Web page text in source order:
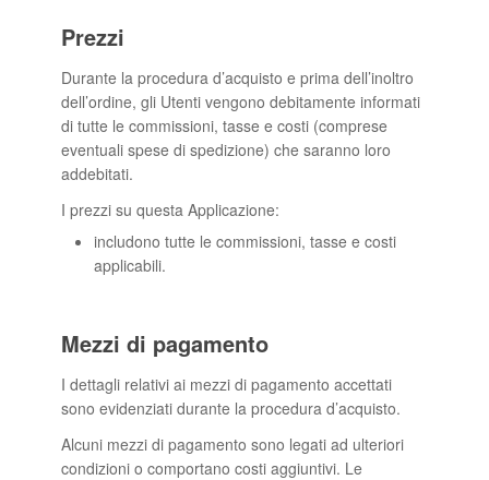
Prezzi
Durante la procedura d’acquisto e prima dell’inoltro
dell’ordine, gli Utenti vengono debitamente informati
di tutte le commissioni, tasse e costi (comprese
eventuali spese di spedizione) che saranno loro
addebitati.
I prezzi su questa Applicazione:
includono tutte le commissioni, tasse e costi
applicabili.
Mezzi di pagamento
I dettagli relativi ai mezzi di pagamento accettati
sono evidenziati durante la procedura d’acquisto.
Alcuni mezzi di pagamento sono legati ad ulteriori
condizioni o comportano costi aggiuntivi. Le